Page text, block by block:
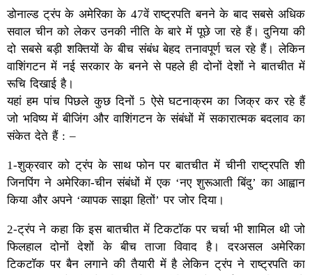
डोनाल्ड ट्रंप के अमेरिका के 47वें राष्ट्रपति बनने के बाद सबसे अधिक
सवाल चीन को लेकर उनकी नीति के बारे में पूछे जा रहे हैं। दुनिया की
दो सबसे बड़ी शक्तियों के बीच संबंध बेहद तनावपूर्ण चल रहे हैं। लेकिन
वाशिंगटन में नई सरकार के बनने से पहले ही दोनों देशों ने बातचीत में
रूचि दिखाई है।
यहां हम पांच पिछले कुछ दिनों 5 ऐसे घटनाक्रम का जिक्र कर रहे हैं
जो भविष्य में बीजिंग और वाशिंगटन के संबंधों में सकारात्मक बदलाव का
संकेत देते हैं : –
1-शुक्रवार को ट्रंप के साथ फोन पर बातचीत में चीनी राष्ट्रपति शी
जिनपिंग ने अमेरिका-चीन संबंधों में एक ‘नए शुरूआती बिंदु’ का आह्वान
किया और अपने ‘व्यापक साझा हितों’ पर जोर दिया।
2-ट्रंप ने कहा कि इस बातचीत में टिकटॉक पर चर्चा भी शामिल थी जो
फिलहाल दोनों देशों के बीच ताजा विवाद है। दरअसल अमेरिका
टिकटॉक पर बैन लगाने की तैयारी में है लेकिन ट्रंप ने राष्ट्रपति का